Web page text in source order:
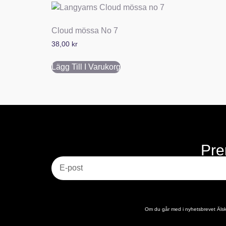
Cloud mössa No 7
38,00 kr
Lägg Till I Varukorg
Om du går med i nyhetsbrevet